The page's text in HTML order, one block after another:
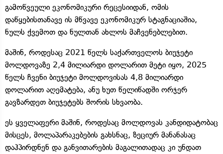
გამოწვეული ეკონომიკური რეცესიიდან, ომის
დაწყებისთანავე ის მწვავე ეკონომიკურ სტაგნაციაშია,
ნულს ქვემოთ და ნულთან ახლოს მაჩვენებლებით.
მაშინ, როდესაც 2021 წელს საქართველოს ბიუჯეტი
მოლდოვაზე 2,4 მილიარდი დოლარით მეტი იყო, 2025
წელს ჩვენი ბიუჯეტი მოლდოვისას 4,8 მილიარდი
დოლარით აღემატება, ანუ ხუთ წელიწადში ორჯერ
გავზარდეთ ბიუჯეტებს შორის სხვაობა.
ეს ყველაფერი მაშინ, როდესაც მოლდოვას კანდიდატობაც
მისცეს, მოლაპარაკებების გახსნაც, ზეციურ მანანასაც
დაჰპირდნენ და განვითარების მაგალითადაც კი უნდათ